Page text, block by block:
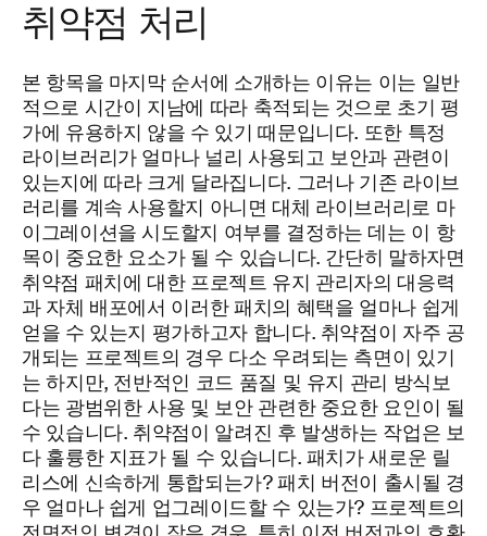
취약점 처리
본 항목을 마지막 순서에 소개하는 이유는 이는 일반
적으로 시간이 지남에 따라 축적되는 것으로 초기 평
가에 유용하지 않을 수 있기 때문입니다. 또한 특정
라이브러리가 얼마나 널리 사용되고 보안과 관련이
있는지에 따라 크게 달라집니다. 그러나 기존 라이브
러리를 계속 사용할지 아니면 대체 라이브러리로 마
이그레이션을 시도할지 여부를 결정하는 데는 이 항
목이 중요한 요소가 될 수 있습니다. 간단히 말하자면
취약점 패치에 대한 프로젝트 유지 관리자의 대응력
과 자체 배포에서 이러한 패치의 혜택을 얼마나 쉽게
얻을 수 있는지 평가하고자 합니다. 취약점이 자주 공
개되는 프로젝트의 경우 다소 우려되는 측면이 있기
는 하지만, 전반적인 코드 품질 및 유지 관리 방식보
다는 광범위한 사용 및 보안 관련한 중요한 요인이 될
수 있습니다. 취약점이 알려진 후 발생하는 작업은 보
다 훌륭한 지표가 될 수 있습니다. 패치가 새로운 릴
리스에 신속하게 통합되는가? 패치 버전이 출시될 경
우 얼마나 쉽게 업그레이드할 수 있는가? 프로젝트의